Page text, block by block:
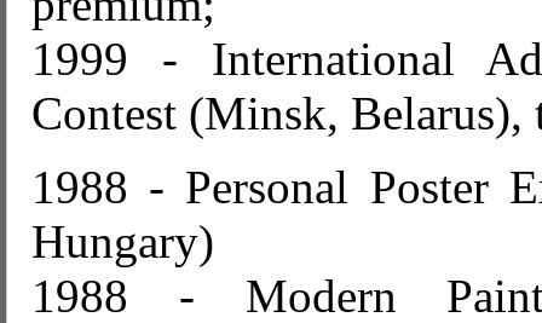
1999 - International
Contest (Minsk, Belarus),
1988 - Personal Poster
Hungary)
1988 - Modern